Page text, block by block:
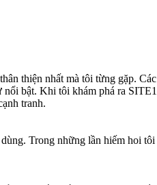
thiện nhất mà tôi từng gặp.
bật. Khi tôi khám phá ra
tranh.
Trong những lần hiếm hoi